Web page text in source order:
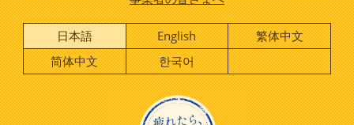
日本語 English
繁体中文
简体中文
한국어